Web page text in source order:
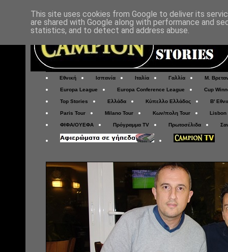
Εθνική Ισπανία Ιταλία Γαλλία Μ.
Europa League Europa Conference League Cup
Top Stories Ελλάδα Κύπελλο Ελλάδος Β'
Paris Tour Milano Tour Κων/πολη Tour Lisbon
ΦΙΦΑ/ΟΥΕΦΑ Πρόγραμμα TV Πρωτοσέλιδα
This site uses cookies from Google to deliver its
are shared with Google along with performance and
statistics, and to detect and address abuse.